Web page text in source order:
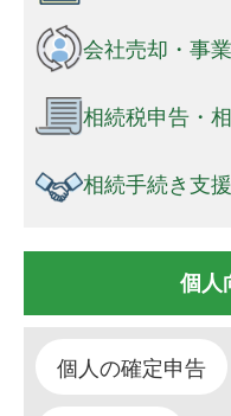
会社売却・事
相続税申告・
相続手続き支
個人
個人の確定申告